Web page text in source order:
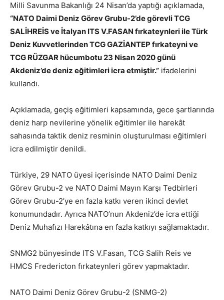
Milli Savunma Bakanlığı 24 Nisan’da yaptığı açıklamada,
“NATO Daimi Deniz Görev Grubu-2’de görevli TCG
SALİHREİS ve İtalyan ITS V.FASAN fırkateynleri ile Türk
Deniz Kuvvetlerinden TCG GAZİANTEP fırkateyni ve
TCG RÜZGAR hücumbotu 23 Nisan 2020 günü
Akdeniz’de deniz eğitimleri icra etmiştir.” ifadelerini
kullandı.
Açıklamada, geçiş eğitimleri kapsamında, gece şartlarında
deniz harp nevilerine yönelik eğitimler ile harekât
sahasında taktik deniz resminin oluşturulması eğitimleri
icra edilmiştir denildi.
Türkiye, 29 NATO üyesi içerisinde NATO Daimi Deniz
Görev Grubu-2 ve NATO Daimi Mayın Karşı Tedbirleri
Görev Grubu-2’ye en fazla katkı veren ikinci devlet
konumundadır. Ayrıca NATO’nun Akdeniz’de icra ettiği
Deniz Muhafızı Harekâtına en fazla katkıyı sağlamaktadır.
SNMG2 bünyesinde ITS V.Fasan, TCG Salih Reis ve
HMCS Fredericton fırkateynleri görev yapmaktadır.
NATO Daimi Deniz Görev Grubu-2 (SNMG-2)